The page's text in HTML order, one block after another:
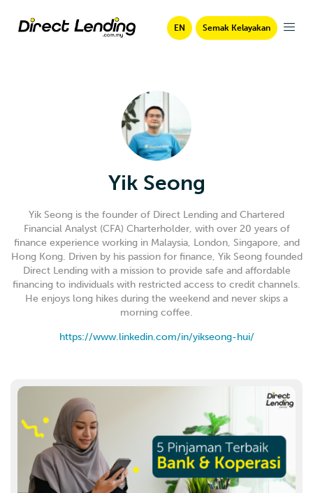
EN Semak Kelayakan
Yik Seong
Yik Seong is the founder of Direct Lending and Chartered
Financial Analyst (CFA) Charterholder, with over 20 years of
finance experience working in Malaysia, London, Singapore, and
Hong Kong. Driven by his passion for finance, Yik Seong founded
Direct Lending with a mission to provide safe and affordable
financing to individuals with restricted access to credit channels.
He enjoys long hikes during the weekend and never skips a
morning coffee.
https://www.linkedin.com/in/yikseong-hui/